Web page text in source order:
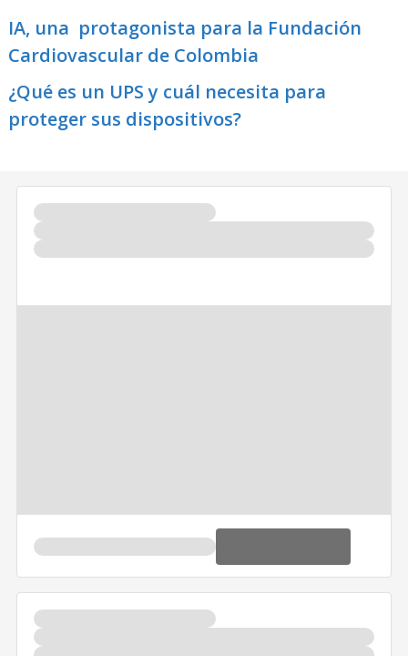
IA, una protagonista para la Fundación
Cardiovascular de Colombia
¿Qué es un UPS y cuál necesita para
proteger sus dispositivos?